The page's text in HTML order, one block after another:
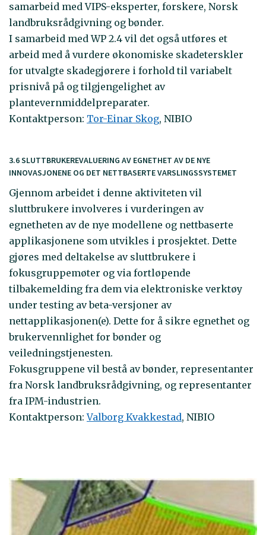
samarbeid med VIPS-eksperter, forskere, Norsk
landbruksrådgivning og bønder.
I samarbeid med WP 2.4 vil det også utføres et
arbeid med å vurdere økonomiske skadeterskler
for utvalgte skadegjørere i forhold til variabelt
prisnivå på og tilgjengelighet av
plantevernmiddelpreparater.
Kontaktperson: Tor-Einar Skog, NIBIO
3.6 SLUTTBRUKEREVALUERING AV EGNETHET AV DE NYE
INNOVASJONENE OG DET NETTBASERTE VARSLINGSSYSTEMET
Gjennom arbeidet i denne aktiviteten vil
sluttbrukere involveres i vurderingen av
egnetheten av de nye modellene og nettbaserte
applikasjonene som utvikles i prosjektet. Dette
gjøres med deltakelse av sluttbrukere i
fokusgruppemøter og via fortløpende
tilbakemelding fra dem via elektroniske verktøy
under testing av beta-versjoner av
nettapplikasjonen(e). Dette for å sikre egnethet og
brukervennlighet for bønder og
veiledningstjenesten.
Fokusgruppene vil bestå av bønder, representanter
fra Norsk landbruksrådgivning, og representanter
fra IPM-industrien.
Kontaktperson:Valborg Kvakkestad, NIBIO